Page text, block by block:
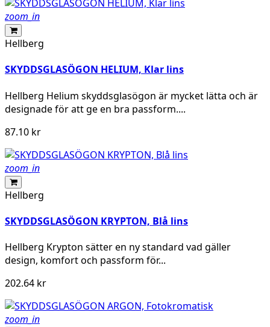
zoom_in
Hellberg
SKYDDSGLASÖGON HELIUM, Klar lins
Hellberg Helium skyddsglasögon är mycket lätta och är
designade för att ge en bra passform....
87.10 kr
zoom_in
Hellberg
SKYDDSGLASÖGON KRYPTON, Blå lins
Hellberg Krypton sätter en ny standard vad gäller
design, komfort och passform för...
202.64 kr
zoom_in